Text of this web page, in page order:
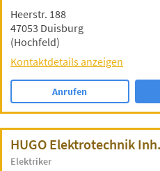
Heerstr. 188
47053 Duisburg
(Hochfeld)
Kontaktdetails anzeigen
Anrufen
HUGO Elektrotechnik
Elektriker